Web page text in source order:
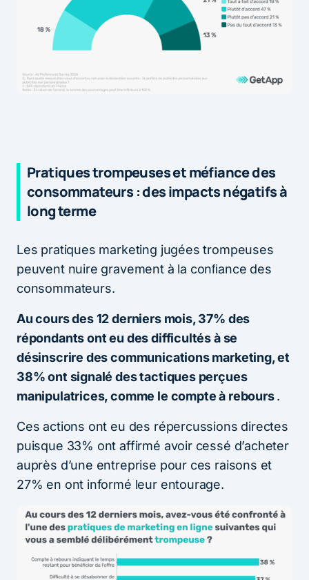
Pratiques trompeuses et méfiance des
consommateurs : des impacts négatifs à
long terme
Les pratiques marketing jugées trompeuses
peuvent nuire gravement à la conﬁance des
consommateurs.
Au cours des 12 derniers mois, 37% des
répondants ont eu des difficultés à se
désinscrire des communications marketing, et
38% ont signalé des tactiques perçues
manipulatrices, comme le compte à rebours.
Ces actions ont eu des répercussions directes
puisque 33% ont affirmé avoir cessé d’acheter
auprès d’une entreprise pour ces raisons et
27% en ont informé leur entourage.